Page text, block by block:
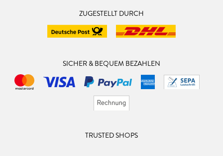
ZUGESTELLT DURCH
SICHER & BEQUEM BEZAHLEN
TRUSTED SHOPS